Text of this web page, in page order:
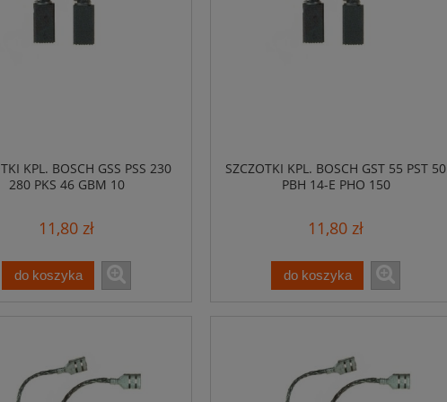
KPL. BOSCH GSS PSS 230
280 PKS 46 GBM 10
11,80 zł
do koszyka
SZCZOTKI KPL. BOSCH GST 55 PST 50
PBH 14-E PHO 150
11,80 zł
do koszyka